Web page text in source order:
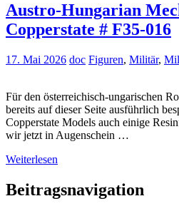
Austro-Hungarian
Copperstate # F35-016
17. Mai 2026 doc Figuren, Militär,
Für den österreichisch-ungarischen
bereits auf dieser Seite ausführlich
Copperstate Models auch einige
wir jetzt in Augenschein …
Weiterlesen
Beitragsnavigation